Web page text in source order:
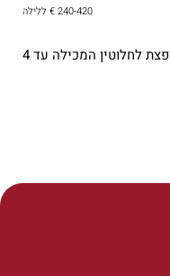
240-420 € ללילה
דירת נופש אלגנטית במרכז מילאנו, משופצת לחלוטין המכילה עד 4